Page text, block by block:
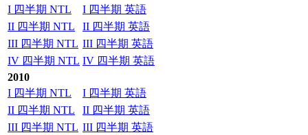
I 四半期 NTL
I 四半期 英語
II 四半期 NTL
II 四半期 英語
III 四半期 NTL III 四半期 英語
IV 四半期 NTL IV 四半期 英語
2010
I 四半期 NTL
I 四半期 英語
II 四半期 NTL
II 四半期 英語
III 四半期 NTL III 四半期 英語